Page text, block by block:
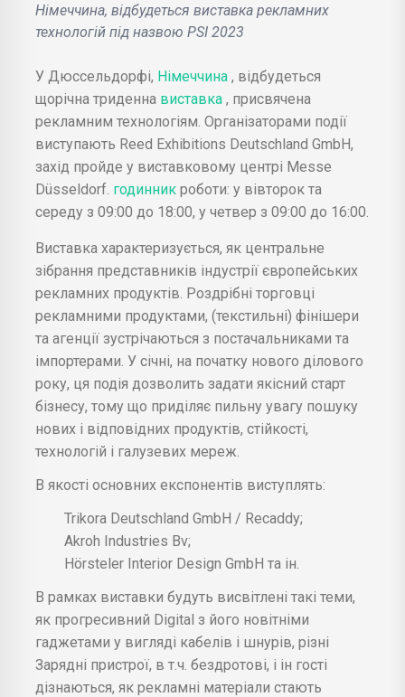
Німеччина, відбудеться виставка рекламних
технологій під назвою PSI 2023
У Дюссельдорфі, Німеччина , відбудеться
щорічна триденна виставка , присвячена
рекламним технологіям. Організаторами події
виступають Reed Exhibitions Deutschland GmbH,
захід пройде у виставковому центрі Messe
Düsseldorf. годинник роботи: у вівторок та
середу з 09:00 до 18:00, у четвер з 09:00 до 16:00.
Виставка характеризується, як центральне
зібрання представників індустрії європейських
рекламних продуктів. Роздрібні торговці
рекламними продуктами, (текстильні) фінішери
та агенції зустрічаються з постачальниками та
імпортерами. У січні, на початку нового ділового
року, ця подія дозволить задати якісний старт
бізнесу, тому що приділяє пильну увагу пошуку
нових і відповідних продуктів, стійкості,
технологій і галузевих мереж.
В якості основних експонентів виступлять:
Trikora Deutschland GmbH / Recaddy;
Akroh Industries Bv;
Hörsteler Interior Design GmbH та ін.
В рамках виставки будуть висвітлені такі теми,
як прогресивний Digital з його новітніми
гаджетами у вигляді кабелів і шнурів, різні
Зарядні пристрої, в т.ч. бездротові, і ін гості
дізнаються, як рекламні матеріали стають